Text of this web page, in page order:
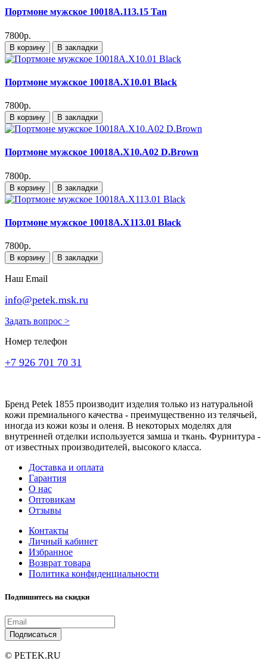
Портмоне мужское 10018A.113.15 Tan
7800р.
В корзину В закладки
Портмоне мужское 10018A.X10.01 Black
7800р.
В корзину В закладки
Портмоне мужское 10018A.X10.A02 D.Brown
7800р.
В корзину В закладки
Портмоне мужское 10018A.X113.01 Black
7800р.
В корзину В закладки
Наш Email
info@petek.msk.ru
Задать вопрос >
Номер телефон
+7 926 701 70 31
Бренд Petek 1855 производит изделия только из натуральной
кожи премиального качества - преимущественно из телячьей,
иногда из кожи козы и оленя. В некоторых моделях для
внутренней отделки используется замша и ткань. Фурнитура -
от известных производителей, высокого класса.
Доставка и оплата
Гарантия
О нас
Оптовикам
Отзывы
Контакты
Личный кабинет
Избранное
Возврат товара
Политика конфиденциальности
Подпишитесь на скидки
Подписаться
© PETEK.RU